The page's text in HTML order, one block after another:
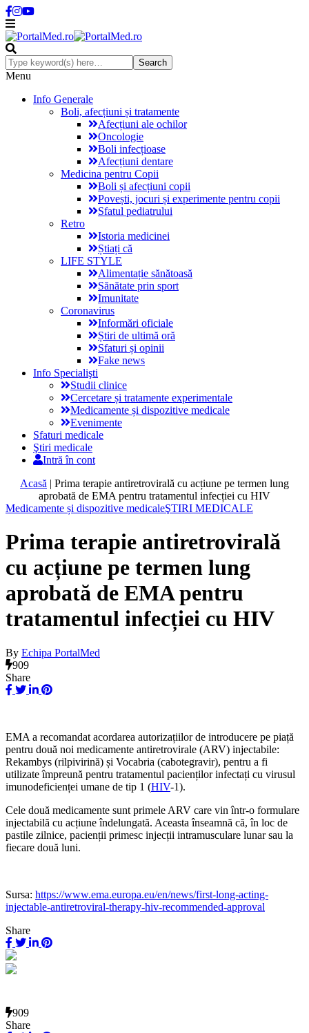
Menu
Info Generale
Boli, afecțiuni și tratamente
Afecțiuni ale ochilor
Oncologie
Boli infecțioase
Afecțiuni dentare
Medicina pentru Copii
Boli și afecțiuni copii
Povești, jocuri și experimente pentru copii
Sfatul pediatrului
Retro
Istoria medicinei
Știați că
LIFE STYLE
Alimentație sănătoasă
Sănătate prin sport
Imunitate
Coronavirus
Informări oficiale
Știri de ultimă oră
Sfaturi și opinii
Fake news
Info Specialişti
Studii clinice
Cercetare și tratamente experimentale
Medicamente și dispozitive medicale
Evenimente
Sfaturi medicale
Ştiri medicale
Intră în cont
Acasă | Prima terapie antiretrovirală cu acțiune pe termen lung
aprobată de EMA pentru tratamentul infecției cu HIV
Medicamente și dispozitive medicaleŞTIRI MEDICALE
Prima terapie antiretrovirală
cu acțiune pe termen lung
aprobată de EMA pentru
tratamentul infecției cu HIV
By Echipa PortalMed
909
Share
EMA a recomandat acordarea autorizațiilor de introducere pe piață
pentru două noi medicamente antiretrovirale (ARV) injectabile:
Rekambys (rilpivirină) și Vocabria (cabotegravir), pentru a fi
utilizate împreună pentru tratamentul pacienților infectați cu virusul
imunodeficienței umane de tip 1 (HIV-1).
Cele două medicamente sunt primele ARV care vin într-o formulare
injectabilă cu acțiune îndelungată. Aceasta înseamnă că, în loc de
pastile zilnice, pacienții primesc injecții intramusculare lunar sau la
fiecare două luni.
Sursa: https://www.ema.europa.eu/en/news/first-long-acting-
injectable-antiretroviral-therapy-hiv-recommended-approval
Share
909
Share